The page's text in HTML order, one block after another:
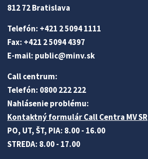
812 72 Bratislava
Telefón: +421 2 5094 1111
Fax: +421 2 5094 4397
E-mail: public@minv.sk
Call centrum:
Telefón: 0800 222 222
Nahlásenie problému:
Kontaktný formulár Call Centra MV SR
PO, UT, ŠT, PIA: 8.00 - 16.00
STREDA: 8.00 - 17.00